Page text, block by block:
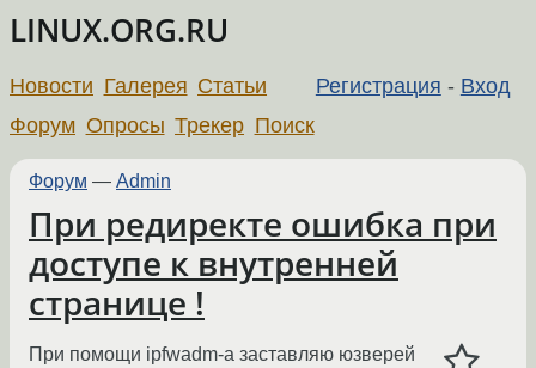
LINUX.ORG.RU
Регистрация - Вход
Новости Галерея Статьи
Форум Опросы Трекер Поиск
Форум — Admin
При редиректе ошибка при
доступе к внутренней
странице !
При помощи ipfwadm-a заставляю юзверей